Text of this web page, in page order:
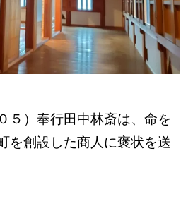
５）奉行田中林斎は、命を
を創設した商人に褒状を送